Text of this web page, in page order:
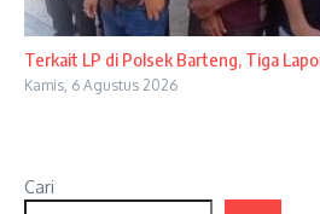
Terkait LP di Polsek Barteng, Tiga
Kamis, 6 Agustus 2026
Cari